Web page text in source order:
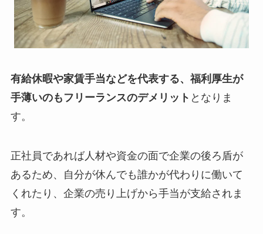
有給休暇や家賃手当などを代表する、福利厚生が
手薄いのもフリーランスのデメリット となりま
す。
正社員であれば人材や資金の面で企業の後ろ盾が
あるため、自分が休んでも誰かが代わりに働いて
くれたり、企業の売り上げから手当が支給されま
す。